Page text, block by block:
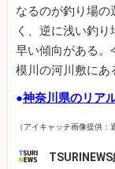
なるのが釣り場の
く、逆に浅い釣
早い傾向がある。
模川の河川敷にあ
●神奈川県のリア
（アイキャッチ画像提供：